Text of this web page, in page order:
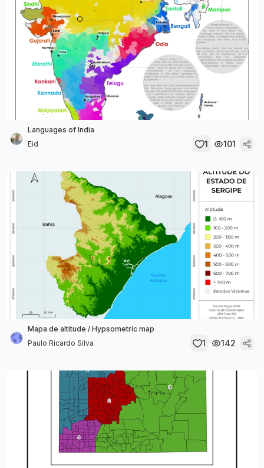
Languages of India
Eid
1 101
Mapa de altitude / Hypsometric map
Paulo Ricardo Silva
1 142